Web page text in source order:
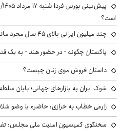
است؟
چند میلیون ایرانی بالای ۴۵ سال مجرد ماندند؛ پشت‌پرده چیست؟
پاکستان چگونه - در حضور هند - به یک
داستان فروش موی زنان چیست؟
شوک ایران به بازارهای جهانی؛ پایان سلطه ۵۰ ساله دلارهای نفتی
زارعی خطاب به خرازی: حاضرم با وضو
سخنگوی کمیسیون امنیت ملی مجلس: